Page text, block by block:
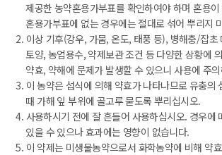
제공한 농약혼용가부표를 확인하여야 하며 혼용
혼용가부표에 없는 경우에는 절대로 섞어 뿌리지
2. 이상 기후(강우, 가뭄, 온도, 태풍 등), 병해충/잡초
토양, 농업용수, 약제보관 조건 등 다양한 상황에
약효, 약해에 문제가 발생할 수 있으니 사용에 주
3. 이 농약은 섭식에 의해 약효가 나타나므로 유충의
때 가해 잎 부위에 골고루 묻도록 뿌리십시오.
4. 사용하시기 전에 잘 흔들어 사용하십시오. 경우에
있을 수 있으나 효과에는 영향이 없습니다.
5. 이 약제는 미생물농약으로서 화학농약에 비해 약